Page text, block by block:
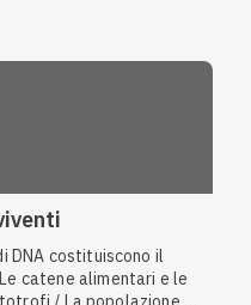
DNA costituiscono il
catene alimentari e le